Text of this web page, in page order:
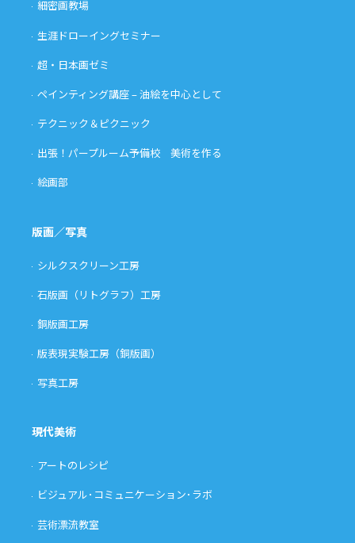
細密画教場
生涯ドローイングセミナー
超・日本画ゼミ
ペインティング講座 – 油絵を中心として
テクニック＆ピクニック
出張！パープルーム予備校 美術を作る
絵画部
版画／写真
シルクスクリーン工房
石版画（リトグラフ）工房
銅版画工房
版表現実験工房（銅版画）
写真工房
現代美術
アートのレシピ
ビジュアル･コミュニケーション･ラボ
芸術漂流教室